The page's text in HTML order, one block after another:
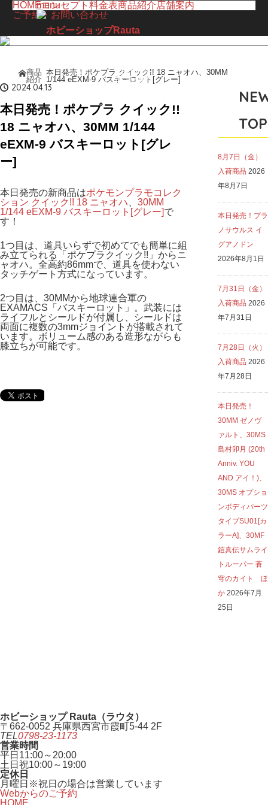
menu
HOMEコンセプト 料金表商品紹介店舗案内
ご予約・お問い合わせ
LINE UP
商品紹介
ホーム
商品
紹介
本日発売！ポケプラ クイック!! 18 ニャオハ、30MM
1/144 eEXM-9 バスキーロット[グレー]
2024.04.13
本日発売！ポケプラ クイック!!
18 ニャオハ、30MM 1/144
eEXM-9 バスキーロット[グレ
ー]
本日発売の新商品はポケモンプラモコレク
ション クイック!! 18 ニャオハ
30MM
1/144 eEXM-9 バスキーロット[グレー]で
す！
1つ目は、道具いらずで初めてでも簡単に組
み立てられる「ポケプラクイック!!」からニ
ャオハ。全高約86mmで、道具を使わない
タッチゲート方式になっています。
2つ目は、30MMから地球連合軍の
EXAMACS「バスキーロット」。武装には
ライフルとシールドが付属し、シールドは
両面に複数の3mmジョイントが搭載されて
います。ボリューム感のある造形ながらも
膝立ちが可能です。
8月7日（金）
入荷商品 2026
年8月7日
本日発売！プラ
ノサウルス イ
グアノドン
2026年8月1日
7月31日（金）
入荷商品 2026
年7月31日
7月28日（火）
入荷商品 2026
年7月28日
本日発売！
30MM ゼノヴ
ァルト、30MS
島村卯月 (20th
Anniv. YOU
AND アイ！)、
30MS オプショ
ンボディパーツ
タイプSU01[カ
ラーA]、30MF
鎧真伝サムライ
トルーパー 蒼
穹のカイト ほ
か 2026年7月
25日
ホビーショップ Rauta（ラウタ）
〒662-0052 兵庫県西宮市霞町5-44 2F
TEL0798-23-1173
営業時間
平日 11:00～20:00
土日祝10:00～19:00
定休日
月曜日 ※祝日の場合は営業しています
Webからのご予約